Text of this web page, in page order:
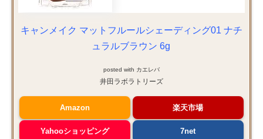
キャンメイク マットフルールシェーディング01 ナチ
ュラルブラウン 6g
posted with カエレバ
井田ラボラトリーズ
Amazon 楽天市場
Yahooショッピング 7net